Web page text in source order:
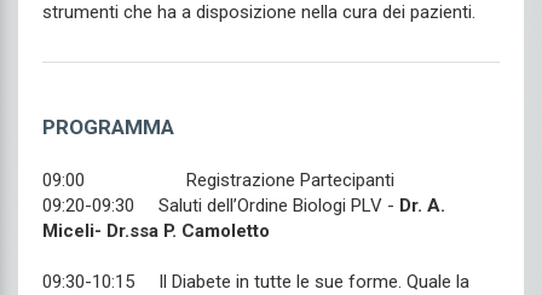
strumenti che ha a disposizione nella cura dei pazienti.
PROGRAMMA
09:00 Registrazione Partecipanti
09:20-09:30 Saluti dell’Ordine Biologi PLV - Dr. A.
Miceli- Dr.ssa P. Camoletto
09:30-10:15 Il Diabete in tutte le sue forme. Quale la